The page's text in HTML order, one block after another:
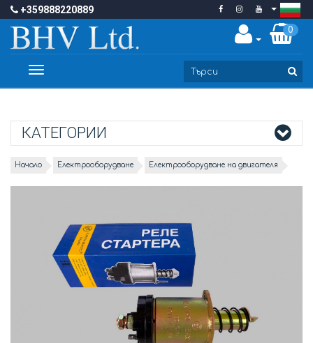
+359888220889
0
Toggle
КАТЕГОРИИ
Начало Електрооборудване Електрооборудване на двигателя